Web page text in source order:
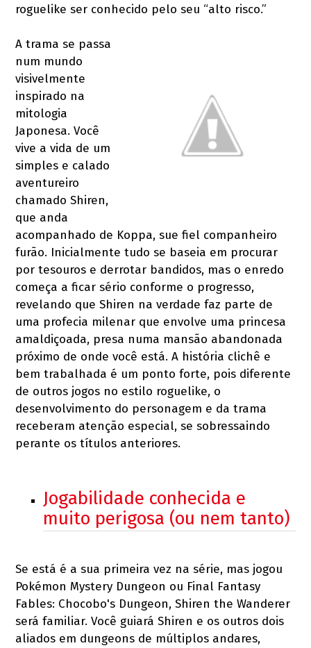
roguelike ser conhecido pelo seu “alto risco.”
A trama se passa
num mundo
visivelmente
inspirado na
mitologia
Japonesa. Você
vive a vida de um
simples e calado
aventureiro
chamado Shiren,
que anda
acompanhado de Koppa, sue fiel companheiro
furão. Inicialmente tudo se baseia em procurar
por tesouros e derrotar bandidos, mas o enredo
começa a ficar sério conforme o progresso,
revelando que Shiren na verdade faz parte de
uma profecia milenar que envolve uma princesa
amaldiçoada, presa numa mansão abandonada
próximo de onde você está. A história clichê e
bem trabalhada é um ponto forte, pois diferente
de outros jogos no estilo roguelike, o
desenvolvimento do personagem e da trama
receberam atenção especial, se sobressaindo
perante os títulos anteriores.
Jogabilidade conhecida e
muito perigosa (ou nem tanto)
Se está é a sua primeira vez na série, mas jogou
Pokémon Mystery Dungeon ou Final Fantasy
Fables: Chocobo's Dungeon, Shiren the Wanderer
será familiar. Você guiará Shiren e os outros dois
aliados em dungeons de múltiplos andares,